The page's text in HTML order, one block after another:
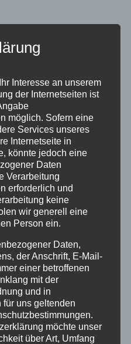
Interesse an unserem
der Internetseiten ist
möglich. Sofern eine
Services unseres
Internetseite in
könnte jedoch eine
Daten
Verarbeitung
erforderlich und
keine
wir generell eine
Person ein.
Daten,
der Anschrift, E-Mail-
einer betroffenen
mit der
und in
für uns geltenden
möchte unser
über Art, Umfang